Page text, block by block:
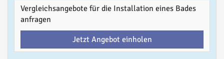
Vergleichsangebote für die Installation eines Bades
anfragen
Jetzt Angebot einholen